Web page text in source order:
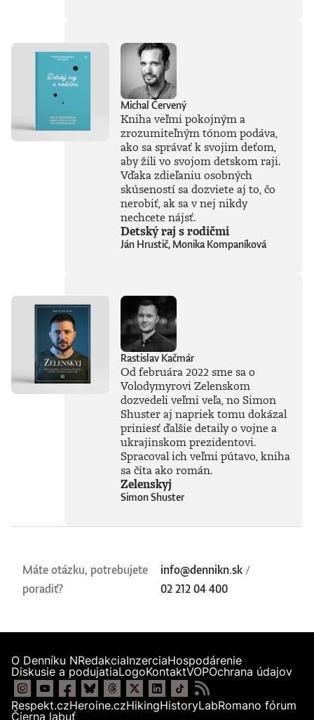
Michal Červený
Kniha veľmi pokojným a
zrozumiteľným tónom podáva,
ako sa správať k svojim deťom,
aby žili vo svojom detskom raji.
Vďaka zdieľaniu osobných
skúseností sa dozviete aj to, čo
nerobiť, ak sa v nej nikdy
nechcete nájsť.
Detský raj s rodičmi
Ján Hrustič, Monika Kompaníková
Rastislav Kačmár
Od februára 2022 sme sa o
Volodymyrovi Zelenskom
dozvedeli veľmi veľa, no Simon
Shuster aj napriek tomu dokázal
priniesť ďalšie detaily o vojne a
ukrajinskom prezidentovi.
Spracoval ich veľmi pútavo, kniha
sa číta ako román.
Zelenskyj
Simon Shuster
Máte otázku, potrebujete
poradiť?
info@dennikn.sk /
02 212 04 400
O Denníku NRedakciaInzerciaHospodárenie
Diskusie a podujatiaLogoKontaktVOPOchrana údajov
Respekt.czHeroine.czHikingHistoryLabRomano fórum
Čierna labuť